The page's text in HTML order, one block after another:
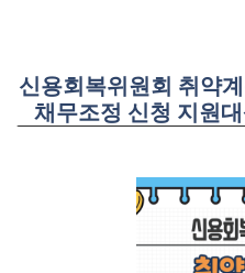
신용회복위원회 취약
채무조정 신청 지원